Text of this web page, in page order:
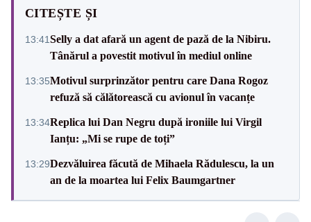
CITEȘTE ȘI
13:41Selly a dat afară un agent de pază de la Nibiru.
Tânărul a povestit motivul în mediul online
13:35Motivul surprinzător pentru care Dana Rogoz
refuză să călătorească cu avionul în vacanțe
13:34Replica lui Dan Negru după ironiile lui Virgil
Ianțu: „Mi se rupe de toți”
13:29Dezvăluirea făcută de Mihaela Rădulescu, la un
an de la moartea lui Felix Baumgartner